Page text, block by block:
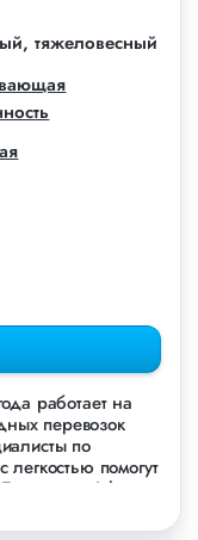
тяжеловесный
работает на
перевозок
по
помогут
John